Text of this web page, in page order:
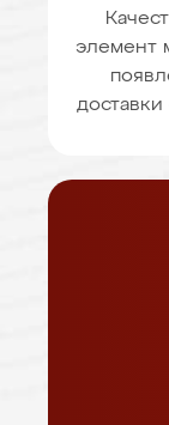
элемент